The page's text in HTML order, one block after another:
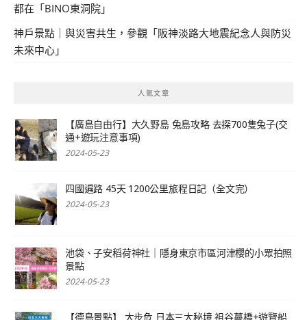
都在「BINO東洞院」
神戶景點｜與災害共生，參觀「阪神淡路大地震紀念人與防災
未來中心」
人氣文章
【廣島自由行】大久野島 兔島攻略 去探700隻兔子(交
通+遊玩注意事項)
2024-05-23
四國遍路 45天 1200公里旅程日記（全文完）
2024-05-23
池袋、子安稻荷神社｜隱身東京市區河津櫻的小眾拍照
景點
2024-05-23
【德島景點】 大步危 日本三大秘境 祖谷蔓橋+遊覽船